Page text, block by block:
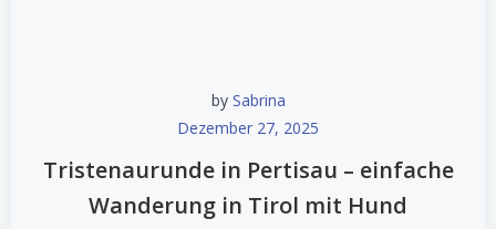
by Sabrina
Dezember 27, 2025
Tristenaurunde in Pertisau – einfache
Wanderung in Tirol mit Hund